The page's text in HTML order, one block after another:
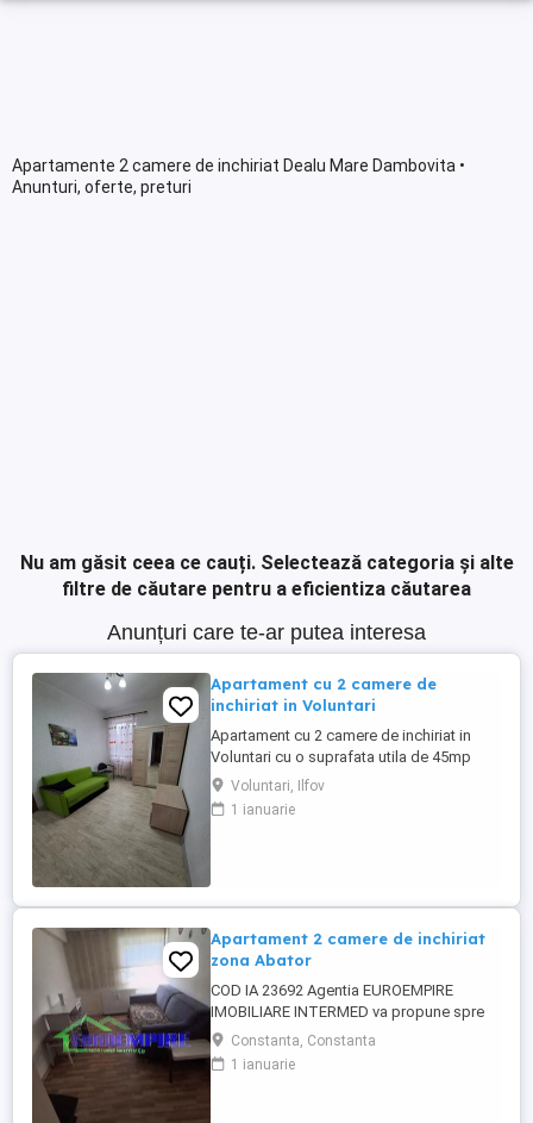
Apartamente 2 camere de inchiriat Dealu Mare Dambovita •
Anunturi, oferte, preturi
Nu am găsit ceea ce cauți. Selectează categoria și alte
filtre de căutare pentru a eficientiza căutarea
Anunțuri care te-ar putea interesa
Apartament cu 2 camere de
inchiriat in Voluntari
Apartament cu 2 camere de inchiriat in
Voluntari cu o suprafata utila de 45mp
situat la etajul 2 4 la doar 10 minute de
supermarket.In apropiere regasim statie
stb .
Voluntari, Ilfov
1 ianuarie
Apartament 2 camere de inchiriat
zona Abator
COD IA 23692 Agentia EUROEMPIRE
IMOBILIARE INTERMED va propune spre
inchiriere un apartament cu 2 camere
,decomandat, zona Abator, cu suprafata
de 50 mp, situat la etajul 5.In zonă se află
Constanta, Constanta
1 ianuarie